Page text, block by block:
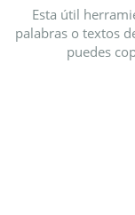
Esta útil
palabras o textos
puedes